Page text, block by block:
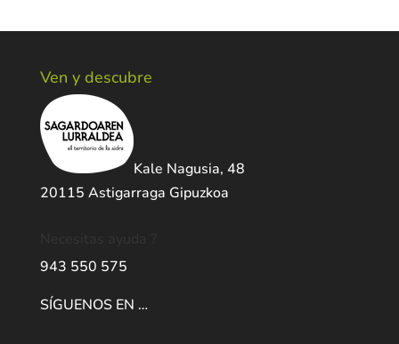
Ven y descubre
Kale Nagusia, 48
20115 Astigarraga Gipuzkoa
943 550 575
SÍGUENOS EN …